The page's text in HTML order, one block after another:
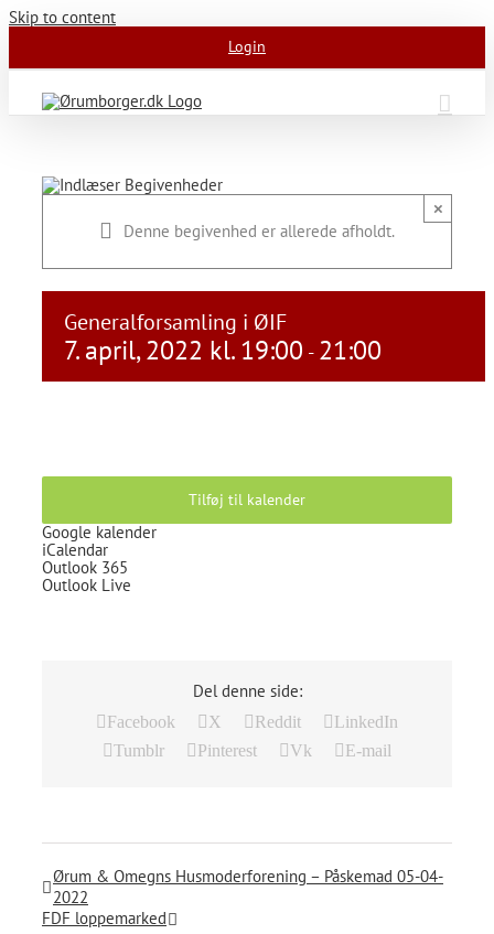
Skip to content
Login
Denne begivenhed er allerede afholdt.
×
Generalforsamling i ØIF
7. april, 2022 kl. 19:00 - 21:00
Tilføj til kalender
Google kalender
iCalendar
Outlook 365
Outlook Live
Del denne side:
Facebook X Reddit
LinkedIn
Tumblr
Pinterest Vk E-mail
Ørum & Omegns Husmoderforening – Påskemad 05-04-
2022
FDF loppemarked